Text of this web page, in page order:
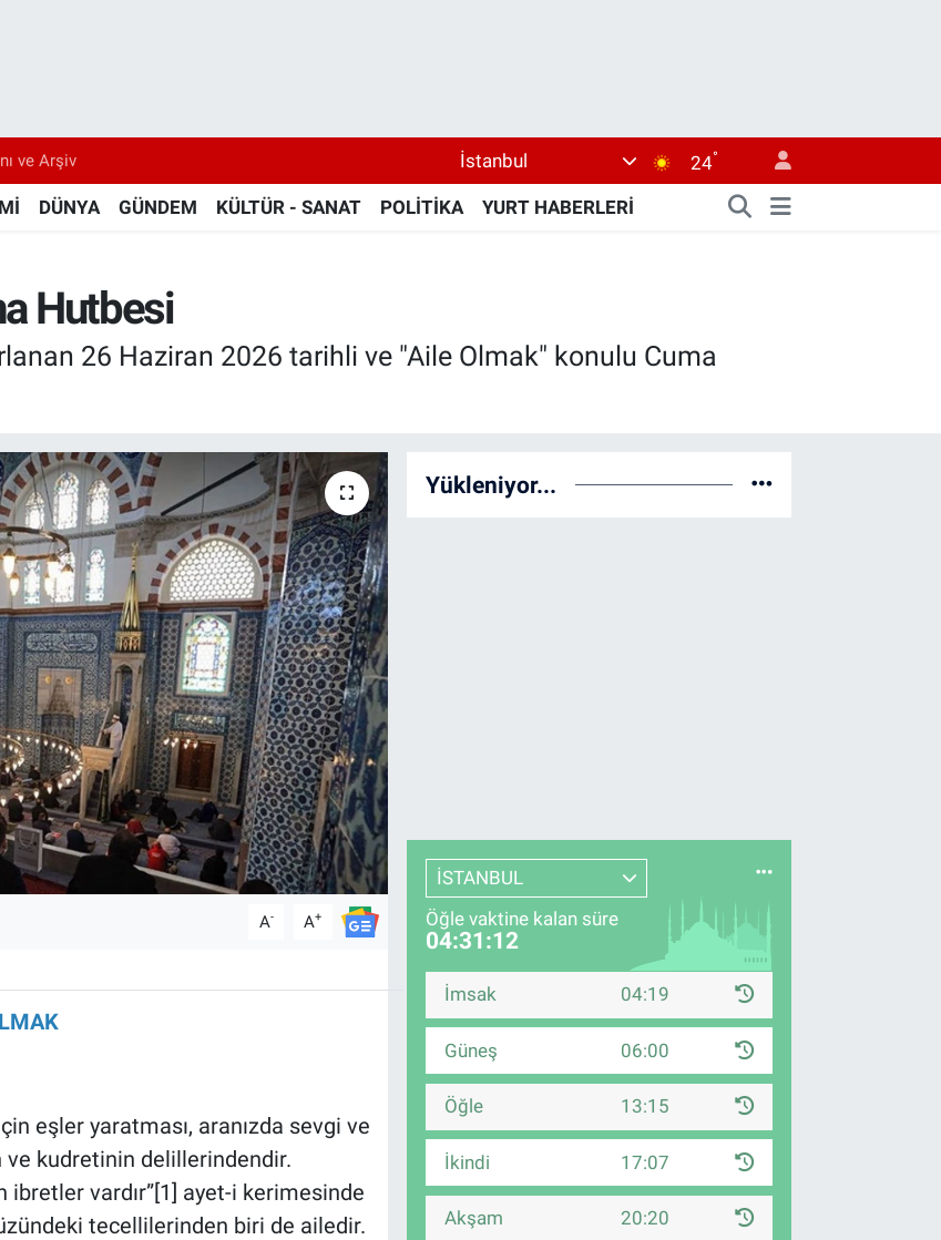
ve Arşiv İstanbul 24°
DÜNYA GÜNDEM KÜLTÜR - SANAT POLİTİKA YURT HABERLERİ
Hutbesi
26 Haziran 2026 tarihli ve "Aile Olmak" konulu Cuma
A- A+
eşler yaratması, aranızda sevgi ve
ve kudretinin delillerindendir.
vardır”[1] ayet-i kerimesinde
tecellilerinden biri de ailedir.
Yükleniyor...
İSTANBUL
Öğle vaktine kalan süre
04:31:11
İmsak 04:19
Güneş 06:00
Öğle 13:15
İkindi 17:07
Akşam 20:20